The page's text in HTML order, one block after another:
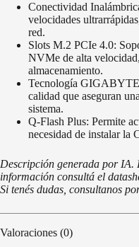
Conectividad
velocidades
red.
Slots M.2 PCIe 4.0:
NVMe de alta
almacenamiento.
Tecnología
calidad que aseguran
sistema.
Q-Flash Plus: Permite
necesidad de instalar la
Descripción generada por IA.
información consultá el
Si tenés dudas, consultanos
Valoraciones (0)